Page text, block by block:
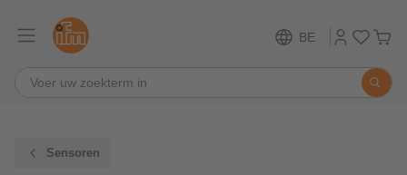
BE
Sensoren